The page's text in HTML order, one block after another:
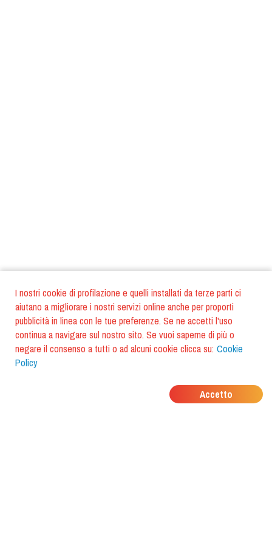
I nostri cookie di profilazione e quelli installati da terze parti ci
aiutano a migliorare i nostri servizi online anche per proporti
pubblicità in linea con le tue preferenze. Se ne accetti l'uso
continua a navigare sul nostro sito. Se vuoi saperne di più o
negare il consenso a tutti o ad alcuni cookie clicca su: Cookie
Policy
Accetto
DOVE MANGIANO I
TUOI AMICI?